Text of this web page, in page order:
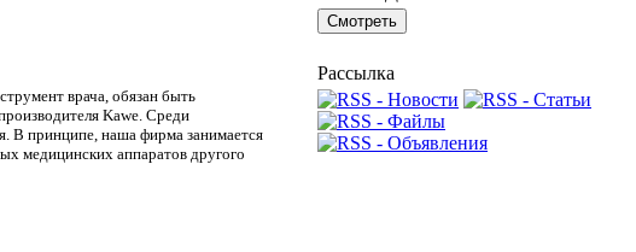
врача, обязан быть
Kawe. Среди
В принципе, наша фирма занимается
медицинских аппаратов другого
Рассылка